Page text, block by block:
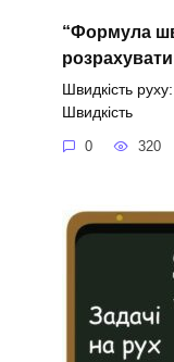
“Формула
Швидкість
Швидкість
0 320